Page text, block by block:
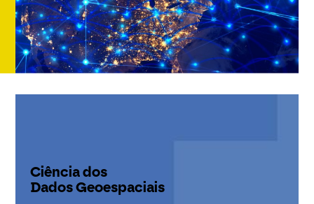
Ciência dos
Dados Geoespaciais